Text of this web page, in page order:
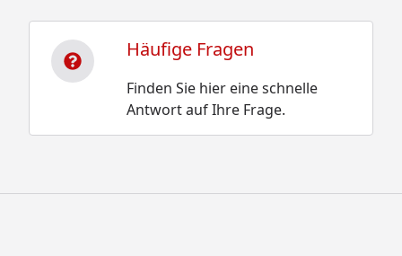
Häufige Fragen
Finden Sie hier eine schnelle
Antwort auf Ihre Frage.